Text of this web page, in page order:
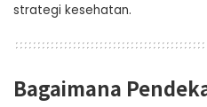
strategi kesehatan.
Bagaimana